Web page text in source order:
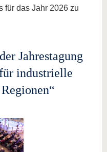
für das Jahr 2026 zu
Jahrestagung
industrielle